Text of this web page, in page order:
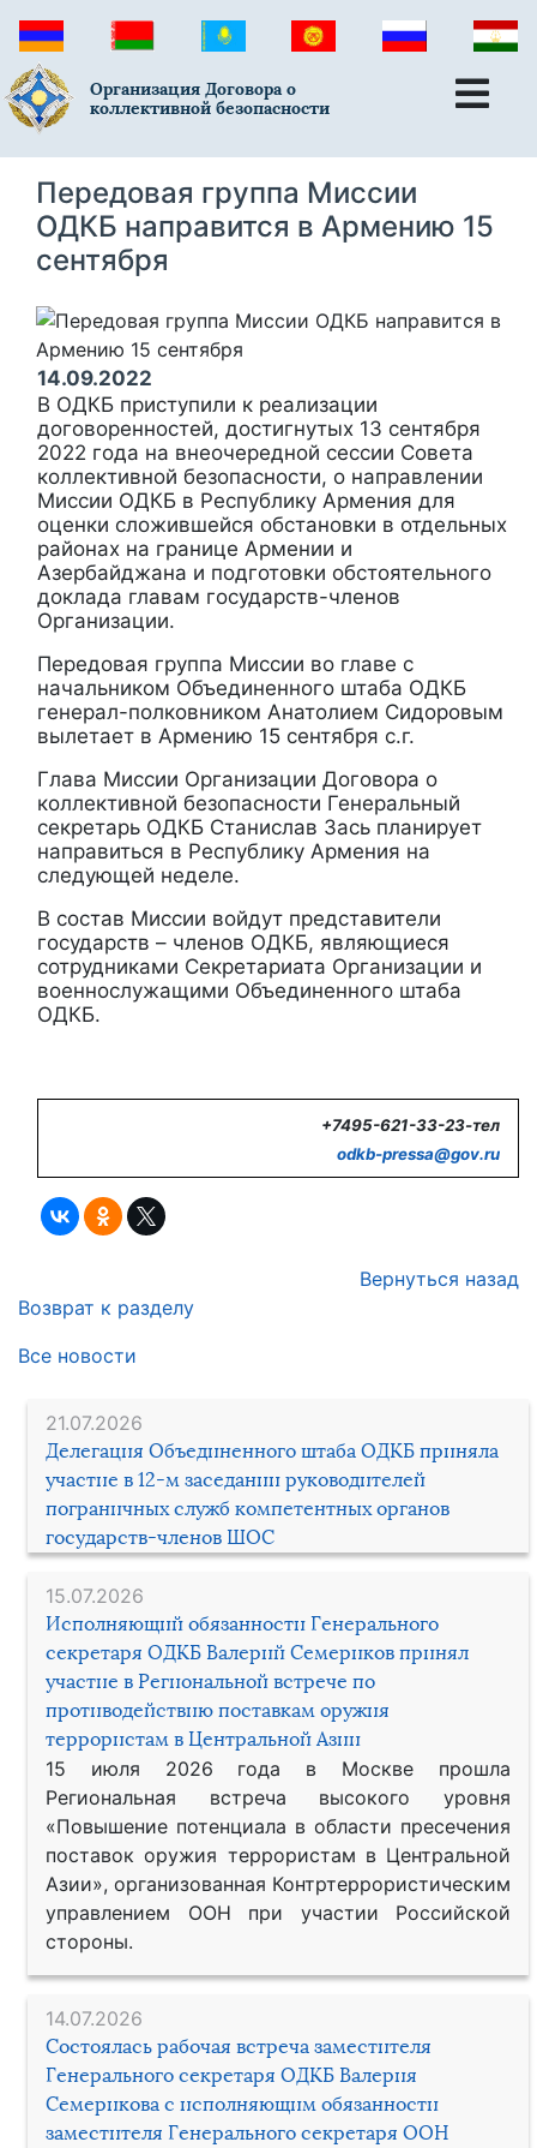
Организация Договора о
коллективной безопасности
21.07.2026
Делегация Объединенного штаба ОДКБ приняла
участие в 12-м заседании руководителей
пограничных служб компетентных органов
государств-членов ШОС
15.07.2026
Исполняющий обязанности Генерального
секретаря ОДКБ Валерий Семериков принял
участие в Региональной встрече по
противодействию поставкам оружия
террористам в Центральной Азии
15 июля 2026 года в Москве прошла
Региональная встреча высокого уровня
«Повышение потенциала в области пресечения
поставок оружия террористам в Центральной
Азии», организованная Контртеррористическим
управлением ООН при участии Российской
стороны.
14.07.2026
Состоялась рабочая встреча заместителя
Генерального секретаря ОДКБ Валерия
Семерикова с исполняющим обязанности
заместителя Генерального секретаря ООН
Передовая группа Миссии
ОДКБ направится в Армению 15
сентября
14.09.2022
В ОДКБ приступили к реализации
договоренностей, достигнутых 13 сентября
2022 года на внеочередной сессии Совета
коллективной безопасности, о направлении
Миссии ОДКБ в Республику Армения для
оценки сложившейся обстановки в отдельных
районах на границе Армении и
Азербайджана и подготовки обстоятельного
доклада главам государств-членов
Организации.
Передовая группа Миссии во главе с
начальником Объединенного штаба ОДКБ
генерал-полковником Анатолием Сидоровым
вылетает в Армению 15 сентября с.г.
Глава Миссии Организации Договора о
коллективной безопасности Генеральный
секретарь ОДКБ Станислав Зась планирует
направиться в Республику Армения на
следующей неделе.
В состав Миссии войдут представители
государств – членов ОДКБ, являющиеся
сотрудниками Секретариата Организации и
военнослужащими Объединенного штаба
ОДКБ.
+7495-621-33-23-тел
odkb-pressa@gov.ru
Вернуться назад
Возврат к разделу
Все новости